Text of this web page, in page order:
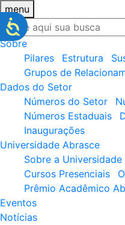
menu
Sobre
Pilares
Estrutura
Grupos de
Dados do Setor
Números do Setor
Números Estaduais
Inaugurações
Universidade Abrasce
Sobre a Universidade
Cursos Presenciais
Prêmio Acadêmico
Eventos
Notícias